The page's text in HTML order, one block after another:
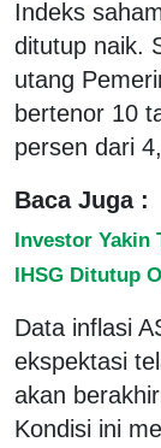
Indeks
ditutup naik.
utang
bertenor 10
persen dari
Baca Juga :
Investor Yakin
IHSG Ditutup
Data inflasi
ekspektasi
akan
Kondisi ini